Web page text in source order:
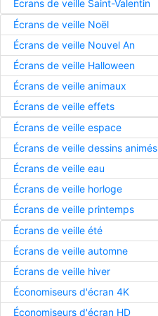
Écrans de veille Saint-Valentin
Écrans de veille Noël
Écrans de veille Nouvel An
Écrans de veille Halloween
Écrans de veille animaux
Écrans de veille effets
Écrans de veille espace
Écrans de veille dessins animés
Écrans de veille eau
Écrans de veille horloge
Écrans de veille printemps
Écrans de veille été
Écrans de veille automne
Écrans de veille hiver
Économiseurs d'écran 4K
Économiseurs d'écran HD